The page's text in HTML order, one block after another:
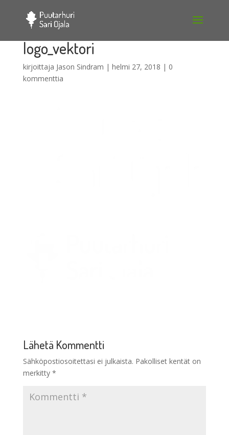
logo_vektori
kirjoittaja Jason Sindram | helmi 27, 2018 | 0
kommenttia
Lähetä Kommentti
Sähköpostiosoitettasi ei julkaista. Pakolliset kentät on
merkitty *